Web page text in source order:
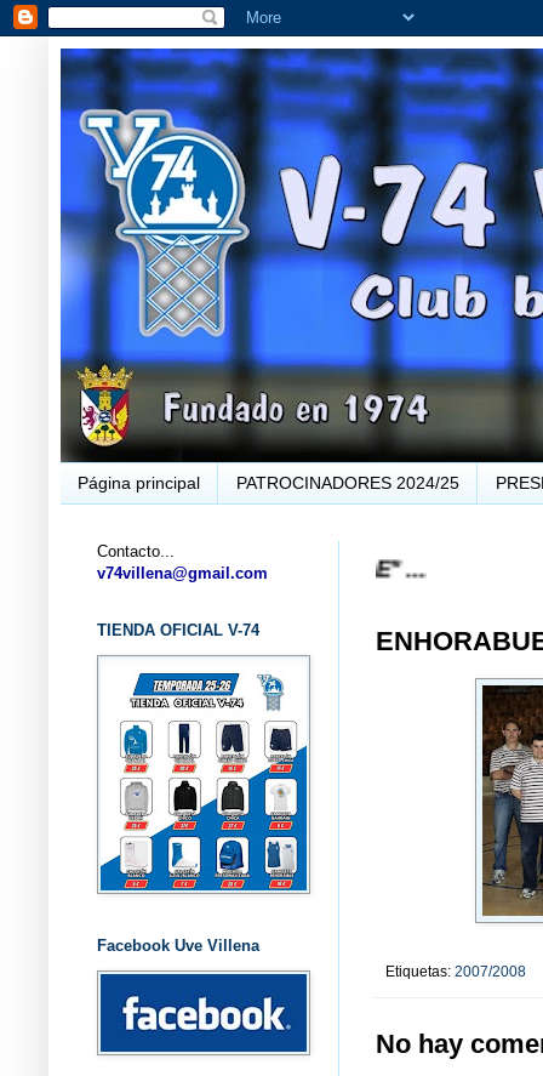
Página principal PATROCINADORES 2024/25
Etiquetas: 2007/2008
No hay
Contacto...
v74villena@gmail.com
TIENDA OFICIAL V-74
Facebook Uve Villena